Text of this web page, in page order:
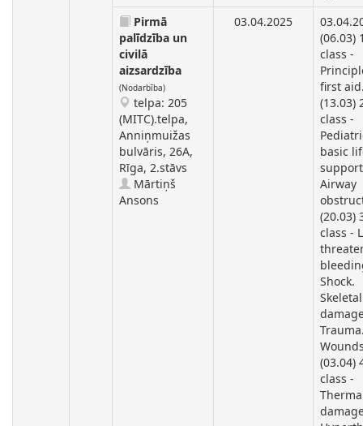
Pirmā
palīdzība un
civilā
aizsardzība
(Nodarbība)
telpa: 205
(MITC).telpa,
Anniņmuižas
bulvāris, 26A,
Rīga, 2.stāvs
Mārtiņš
Ansons
03.04.2025
(06.03)
class -
first
(13.03)
class -
basic
Airway
(20.03)
class -
Shock.
Skeletal
(03.04)
class -